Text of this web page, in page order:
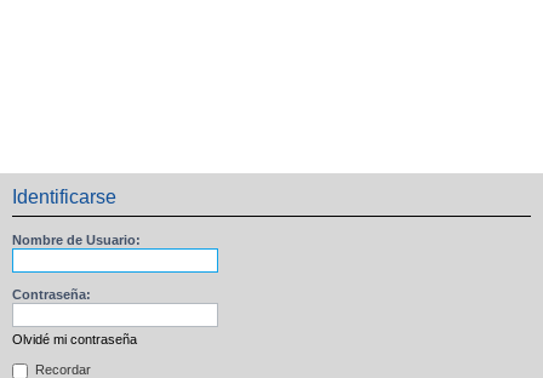
Identificarse
Nombre de Usuario:
Contraseña:
Olvidé mi contraseña
Recordar